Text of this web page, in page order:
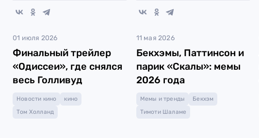
01 июля 2026
Финальный трейлер
«Одиссеи», где снялся
весь Голливуд
Новости кино
кино
Том Холланд
11 мая 2026
Бекхэмы, Паттинсон и
парик «Скалы»: мемы
2026 года
Мемы и тренды
Бекхэм
Тимоти Шаламе